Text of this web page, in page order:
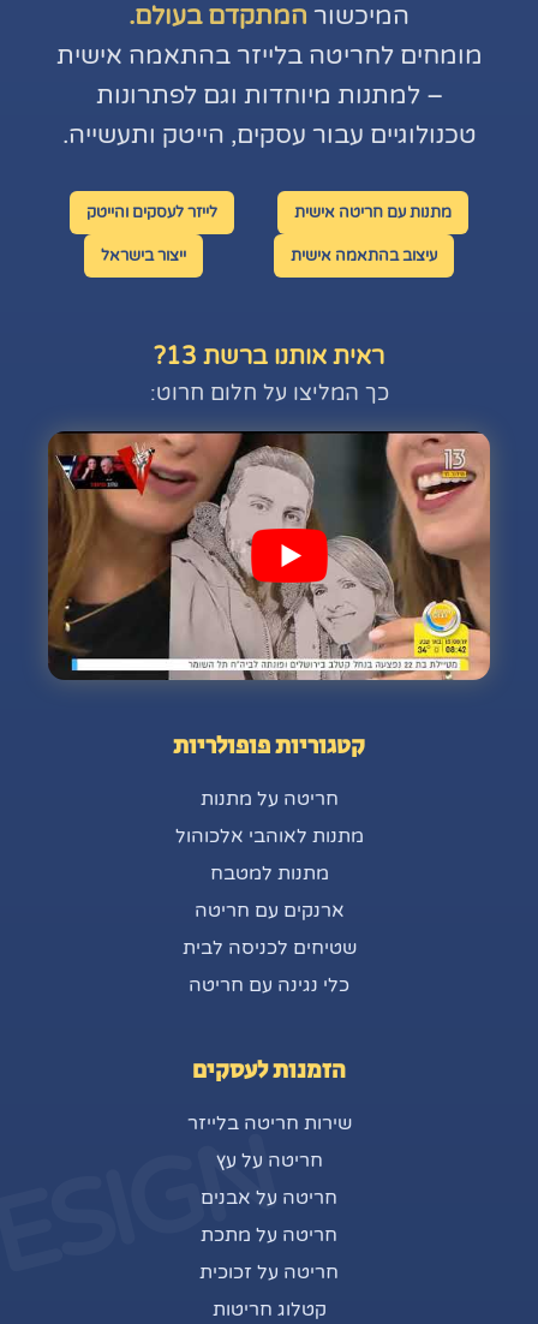
המיכשור המתקדם בעולם.
מומחים לחריטה בלייזר בהתאמה אישית
– למתנות מיוחדות וגם לפתרונות
טכנולוגיים עבור עסקים, הייטק ותעשייה.
מתנות עם חריטה אישית לייזר לעסקים והייטק
עיצוב בהתאמה אישית ייצור בישראל
ראית אותנו ברשת 13?
כך המליצו על חלום חרוט:
קטגוריות פופולריות
חריטה על מתנות
מתנות לאוהבי אלכוהול
מתנות למטבח
ארנקים עם חריטה
שטיחים לכניסה לבית
כלי נגינה עם חריטה
הזמנות לעסקים
שירות חריטה בלייזר
חריטה על עץ
חריטה על אבנים
חריטה על מתכת
חריטה על זכוכית
קטלוג חריטות